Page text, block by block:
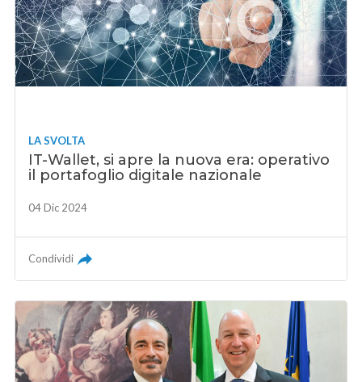
LA SVOLTA
IT-Wallet, si apre la nuova era: operativo
il portafoglio digitale nazionale
04 Dic 2024
Condividi